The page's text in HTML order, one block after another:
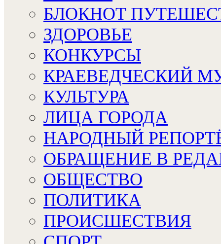
БЛОКНОТ
ЗДОРОВЬЕ
КОНКУРСЫ
КРАЕВЕДЧЕСКИЙ
КУЛЬТУРА
ЛИЦА ГОРОДА
НАРОДНЫЙ
ОБРАЩЕНИЕ В
ОБЩЕСТВО
ПОЛИТИКА
ПРОИСШЕСТВИЯ